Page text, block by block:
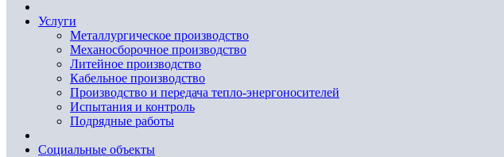
Услуги
Металлургическое производство
Механосборочное производство
Литейное производство
Кабельное производство
Производство и передача тепло-энергоносителей
Испытания и контроль
Подрядные работы
Социальные объекты